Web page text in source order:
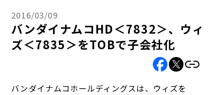
2016/03/09
バンダイナムコHD＜7832＞、ウィ
ズ＜7835＞をTOBで子会社化
バンダイナムコホールディングスは、ウィズを